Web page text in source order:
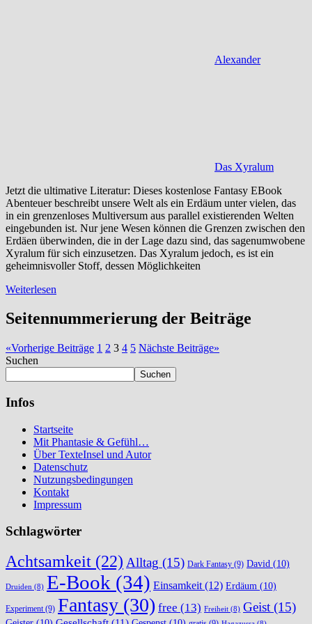
Alexander
Das Xyralum
Jetzt die ultimative Literatur: Dieses kostenlose Fantasy EBook
Abenteuer beschreibt unsere Welt als ein Erdäum unter vielen, das
in ein grenzenloses Multiversum aus parallel existierenden Welten
eingebunden ist. Nur jene Wesen können die Grenzen zwischen den
Erdäen überwinden, die in der Lage dazu sind, das sagenumwobene
Xyralum für sich einzusetzen. Das Xyralum jedoch, es ist ein
geheimnisvoller Stoff, dessen Möglichkeiten
Weiterlesen
Seitennummerierung der Beiträge
«Vorherige Beiträge 1 2 3 4 5 Nächste Beiträge»
Suchen
Suchen
Infos
Startseite
Mit Phantasie & Gefühl…
Über TexteInsel und Autor
Datenschutz
Nutzungsbedingungen
Kontakt
Impressum
Schlagwörter
Achtsamkeit (22) Alltag (15) Dark Fantasy (9) David (10)
Druiden (8) E-Book (34) Einsamkeit (12) Erdäum (10)
Experiment(9) Fantasy (30) free (13) Freiheit (8) Geist (15)